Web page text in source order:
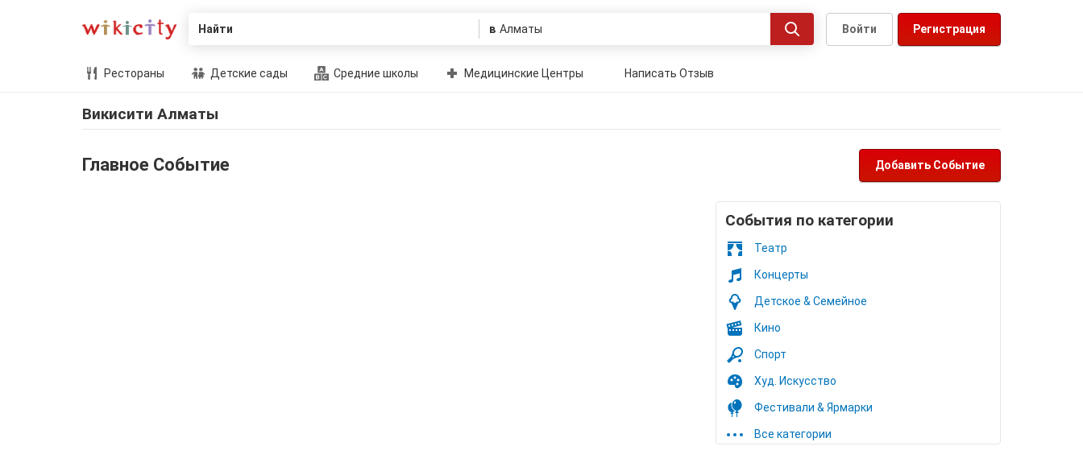
Найти в Регистрация
Войти
Рестораны Детские сады Средние школы Медицинские Центры Написать Отзыв
Викисити Алматы
Главное Событие Добавить Событие
Cобытия по категории
Театр
Концерты
Детское & Семейное
Кино
Спорт
Худ. Искусство
Фестивали & Ярмарки
Все категории